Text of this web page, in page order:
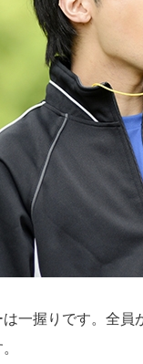
一握りです。全